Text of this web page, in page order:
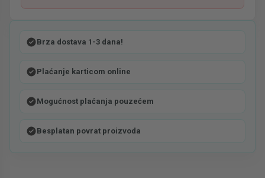
Brza dostava 1-3 dana!
Plaćanje karticom online
Mogućnost plaćanja pouzećem
Besplatan povrat proizvoda